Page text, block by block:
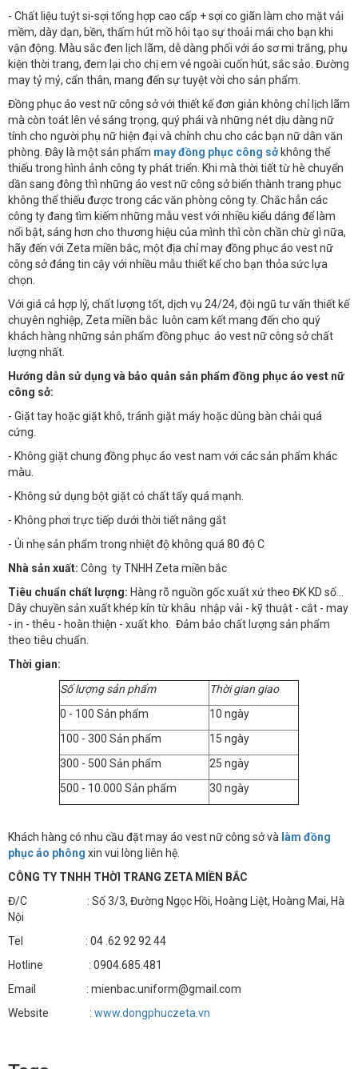
- Chất liệu tuýt si-sợi tổng hợp cao cấp + sợi co giãn làm cho mặt vải
mềm, dày dạn, bền, thấm hút mồ hôi tạo sự thoải mái cho bạn khi
vận động. Màu sắc đen lịch lãm, dễ dàng phối với áo sơ mi trắng, phụ
kiện thời trang, đem lại cho chị em vẻ ngoài cuốn hút, sắc sảo. Đường
may tỷ mỷ, cẩn thân, mang đến sự tuyệt vời cho sản phẩm.
Đồng phục áo vest nữ công sở với thiết kế đơn giản không chỉ lịch lãm
mà còn toát lên vẻ sáng trọng, quý phái và những nét dịu dàng nữ
tính cho người phụ nữ hiện đại và chỉnh chu cho các bạn nữ dân văn
phòng. Đây là một sản phẩm may đồng phục công sởkhông thể
thiếu trong hình ảnh công ty phát triển. Khi mà thời tiết từ hè chuyển
dần sang đông thì những áo vest nữ công sở biến thành trang phục
không thể thiếu được trong các văn phòng công ty. Chắc hẳn các
công ty đang tìm kiếm những mẫu vest với nhiều kiểu dáng để làm
nổi bật, sáng hơn cho thương hiệu của mình thì còn chần chừ gì nữa,
hãy đến với Zeta miền bắc, một địa chỉ may đồng phục áo vest nữ
công sở đáng tin cậy với nhiều mẫu thiết kế cho bạn thỏa sức lựa
chọn.
Với giá cả hợp lý, chất lượng tốt, dịch vụ 24/24, đội ngũ tư vấn thiết kế
chuyên nghiệp, Zeta miền bắc luôn cam kết mang đến cho quý
khách hàng những sản phẩm đồng phục áo vest nữ công sở chất
lượng nhất.
Hướng dẫn sử dụng và bảo quản sản phẩm đồng phục áo vest nữ
công sở:
- Giặt tay hoặc giặt khô, tránh giặt máy hoặc dùng bàn chải quá
cứng.
- Không giặt chung đồng phục áo vest nam với các sản phẩm khác
màu.
- Không sử dụng bột giặt có chất tẩy quá mạnh.
- Không phơi trực tiếp dưới thời tiết nắng gắt
- Ủi nhẹ sản phẩm trong nhiệt độ không quá 80 độ C
Nhà sản xuất: Công ty TNHH Zeta miền bắc
Tiêu chuẩn chất lượng: Hàng rõ nguồn gốc xuất xứ theo ĐK KD số…
Dây chuyền sản xuất khép kín từ khâu nhập vải - kỹ thuật - cắt - may
- in - thêu - hoàn thiện - xuất kho. Đảm bảo chất lượng sản phẩm
theo tiêu chuẩn.
Thời gian:
Số lượng sản phẩm
Thời gian giao
0 - 100 Sản phẩm
10 ngày
100 - 300 Sản phẩm
15 ngày
300 - 500 Sản phẩm
25 ngày
500 - 10.000 Sản phẩm
30 ngày
Khách hàng có nhu cầu đặt may áo vest nữ công sở và làm đồng
phục áo phông xin vui lòng liên hệ.
CÔNG TY TNHH THỜI TRANG ZETA MIỀN BẮC
Đ/C : Số 3/3, Đường Ngọc Hồi, Hoàng Liệt, Hoàng Mai, Hà
Nội
Tel : 04 .62 92 92 44
Hotline : 0904.685.481
Email : mienbac.uniform@gmail.com
Website : www.dongphuczeta.vn